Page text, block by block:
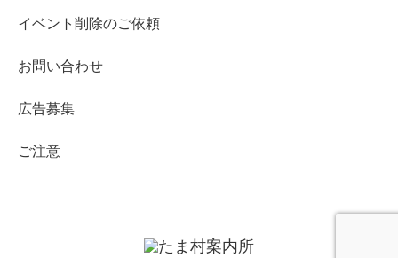
イベント削除のご依頼
お問い合わせ
広告募集
ご注意